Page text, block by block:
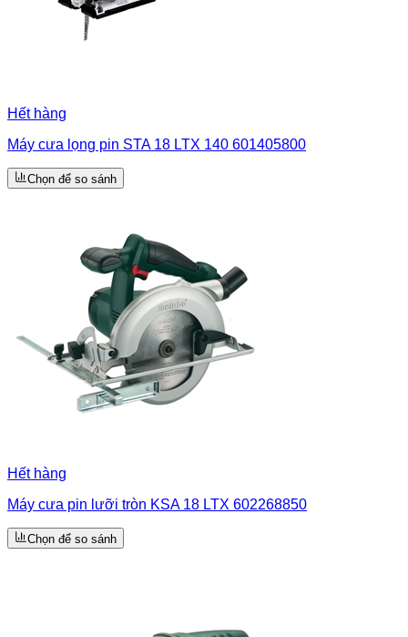
Hết hàng
Máy cưa lọng pin STA 18 LTX 140 601405800
Chọn để so sánh
Hết hàng
Máy cưa pin lưỡi tròn KSA 18 LTX 602268850
Chọn để so sánh